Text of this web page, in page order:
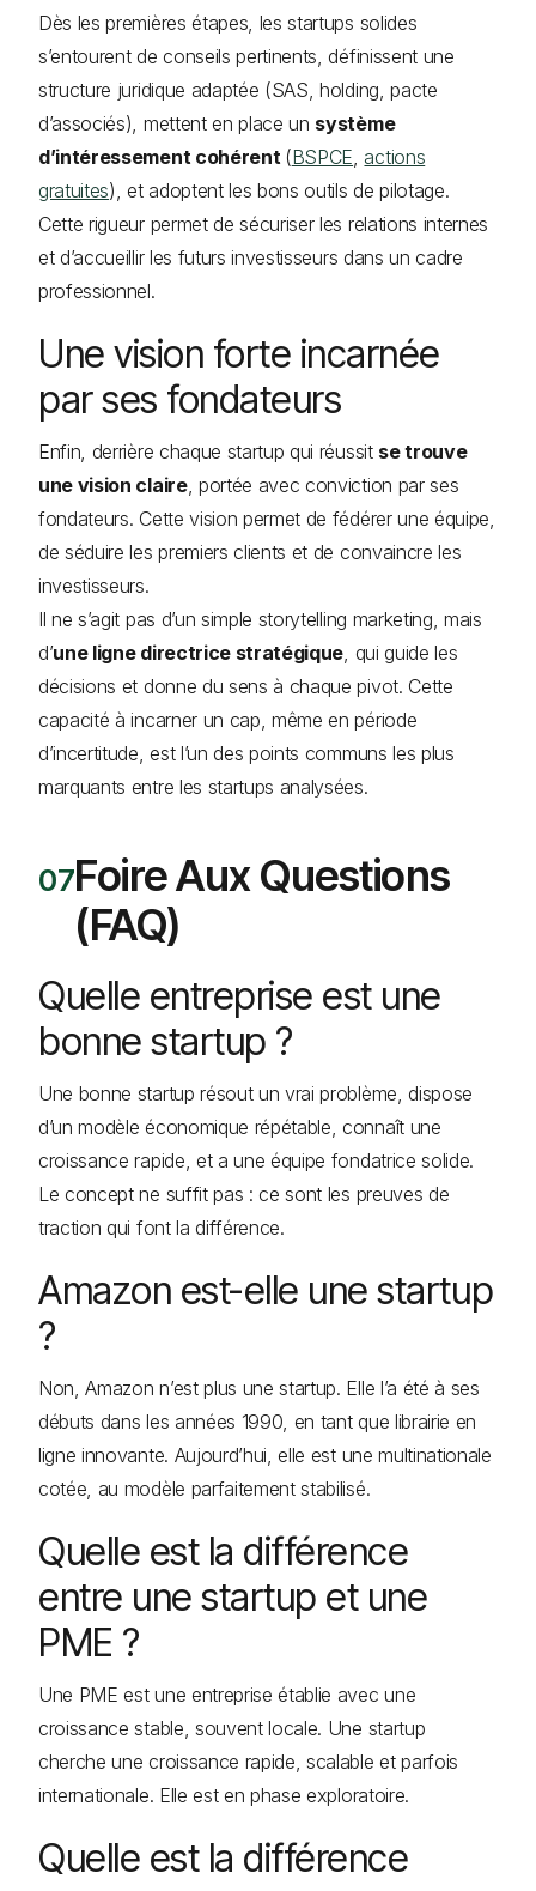
Dès les premières étapes, les startups solides
s’entourent de conseils pertinents, définissent une
structure juridique adaptée (SAS, holding, pacte
d’associés), mettent en place un système
d’intéressement cohérent (BSPCE actions
gratuites), et adoptent les bons outils de pilotage.
Cette rigueur permet de sécuriser les relations internes
et d’accueillir les futurs investisseurs dans un cadre
professionnel.
Une vision forte incarnée
par ses fondateurs
Enfin, derrière chaque startup qui réussit se trouve
une vision claire, portée avec conviction par ses
fondateurs. Cette vision permet de fédérer une équipe,
de séduire les premiers clients et de convaincre les
investisseurs.
Il ne s’agit pas d’un simple storytelling marketing, mais
d’une ligne directrice stratégique , qui guide les
décisions et donne du sens à chaque pivot. Cette
capacité à incarner un cap, même en période
d’incertitude, est l’un des points communs les plus
marquants entre les startups analysées.
Foire Aux Questions
(FAQ)
Quelle entreprise est une
bonne startup ?
Une bonne startup résout un vrai problème, dispose
d’un modèle économique répétable, connaît une
croissance rapide, et a une équipe fondatrice solide.
Le concept ne suffit pas : ce sont les preuves de
traction qui font la différence.
Amazon est-elle une startup
?
Non, Amazon n’est plus une startup. Elle l’a été à ses
débuts dans les années 1990, en tant que librairie en
ligne innovante. Aujourd’hui, elle est une multinationale
cotée, au modèle parfaitement stabilisé.
Quelle est la différence
entre une startup et une
PME ?
Une PME est une entreprise établie avec une
croissance stable, souvent locale. Une startup
cherche une croissance rapide, scalable et parfois
internationale. Elle est en phase exploratoire.
Quelle est la différence